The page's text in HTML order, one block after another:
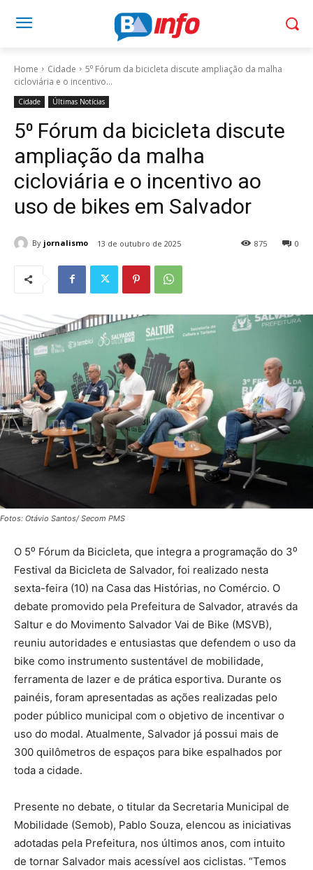
Home Cidade
5⁰ Fórum da bicicleta discute ampliação da malha
cicloviária e o incentivo...
Cidade Últimas Notícias
5⁰ Fórum da bicicleta discute
ampliação da malha
cicloviária e o incentivo ao
uso de bikes em Salvador
By jornalismo 13 de outubro de 2025 0
875
Fotos: Otávio Santos/ Secom PMS
O 5⁰ Fórum da Bicicleta, que integra a programação do 3⁰
Festival da Bicicleta de Salvador, foi realizado nesta
sexta-feira (10) na Casa das Histórias, no Comércio. O
debate promovido pela Prefeitura de Salvador, através da
Saltur e do Movimento Salvador Vai de Bike (MSVB),
reuniu autoridades e entusiastas que defendem o uso da
bike como instrumento sustentável de mobilidade,
ferramenta de lazer e de prática esportiva. Durante os
painéis, foram apresentadas as ações realizadas pelo
poder público municipal com o objetivo de incentivar o
uso do modal. Atualmente, Salvador já possui mais de
300 quilômetros de espaços para bike espalhados por
toda a cidade.
Presente no debate, o titular da Secretaria Municipal de
Mobilidade (Semob), Pablo Souza, elencou as iniciativas
adotadas pela Prefeitura, nos últimos anos, com intuito
de tornar Salvador mais acessível aos ciclistas. “Temos